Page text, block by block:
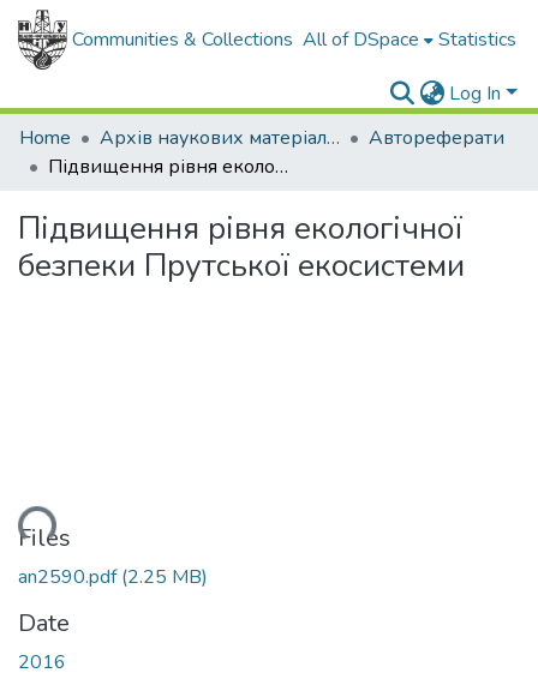
Communities & Collections All of DSpace Statistics
Log In
Home
Архів наукових матеріалів
Автореферати
Підвищення рівня екологічної безпеки Прутської екосистеми
Підвищення рівня екологічної
безпеки Прутської екосистеми
Files
an2590.pdf(2.25 MB)
Date
2016